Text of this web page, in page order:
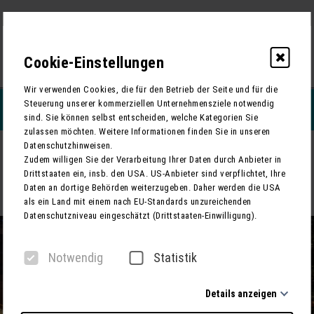
REISEFILTERN
“Ein Wintermärchen” in der Elbphilharmonie - Stilvoller
Weihnachtsausklang in Hamburg
Cookie-Einstellungen
Wir verwenden Cookies, die für den Betrieb der Seite und für die
Steuerung unserer kommerziellen Unternehmensziele notwendig
sind. Sie können selbst entscheiden, welche Kategorien Sie
zulassen möchten. Weitere Informationen finden Sie in unseren
Datenschutzhinweisen.
Zudem willigen Sie der Verarbeitung Ihrer Daten durch Anbieter in
Drittstaaten ein, insb. den USA. US-Anbieter sind verpflichtet, Ihre
Daten an dortige Behörden weiterzugeben. Daher werden die USA
als ein Land mit einem nach EU-Standards unzureichenden
Datenschutzniveau eingeschätzt (Drittstaaten-Einwilligung).
Notwendig Statistik
Details anzeigen